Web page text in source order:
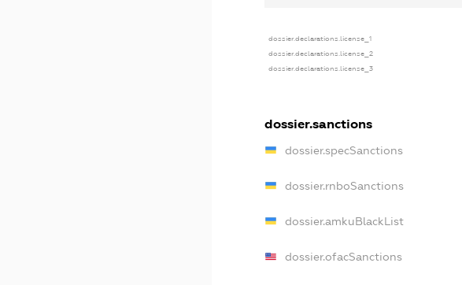
dossier.declarations.license_1
dossier.declarations.license_2
dossier.declarations.license_3
dossier.sanctions
dossier.specSanctions
dossier.rnboSanctions
dossier.amkuBlackList
dossier.ofacSanctions